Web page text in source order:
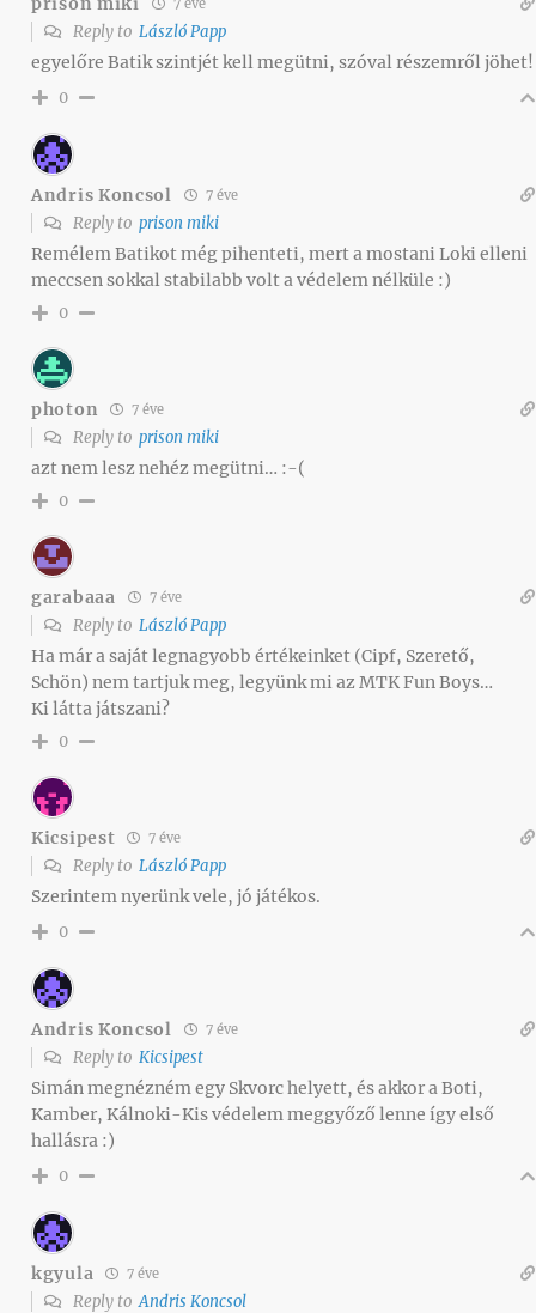
7 éve
Reply to László Papp
egyelőre Batik szintjét kell megütni, szóval részemről jöhet!
0
Andris Koncsol 7 éve
Reply to prison miki
Remélem Batikot még pihenteti, mert a mostani Loki elleni
meccsen sokkal stabilabb volt a védelem nélküle :)
0
photon 7 éve
Reply to prison miki
azt nem lesz nehéz megütni… :-(
0
garabaaa 7 éve
Reply to László Papp
Ha már a saját legnagyobb értékeinket (Cipf, Szerető,
Schön) nem tartjuk meg, legyünk mi az MTK Fun Boys…
Ki látta játszani?
0
Kicsipest 7 éve
Reply to László Papp
Szerintem nyerünk vele, jó játékos.
0
Andris Koncsol 7 éve
Reply to Kicsipest
Simán megnézném egy Skvorc helyett, és akkor a Boti,
Kamber, Kálnoki-Kis védelem meggyőző lenne így első
hallásra :)
0
kgyula 7 éve
Reply toAndris Koncsol